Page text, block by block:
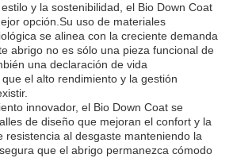
y la sostenibilidad, el Bio Down Coat
opción.Su uso de materiales
se alinea con la creciente demanda
abrigo no es sólo una pieza funcional de
una declaración de vida
el alto rendimiento y la gestión
innovador, el Bio Down Coat se
de diseño que mejoran el confort y la
resistencia al desgaste manteniendo la
que el abrigo permanezca cómodo